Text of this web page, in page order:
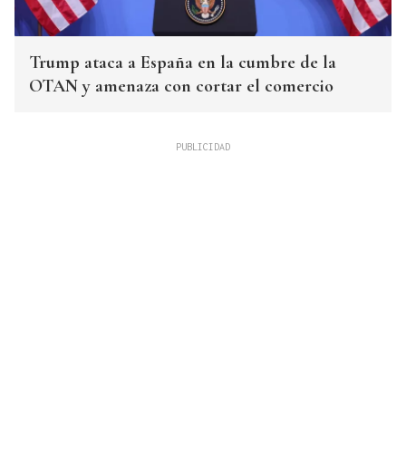
Trump ataca a España en la cumbre de la
OTAN y amenaza con cortar el comercio